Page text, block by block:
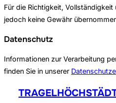
Für die Richtigkeit,
jedoch keine Gewähr
Datenschutz
Informationen zur Verarbeitung
finden Sie in unserer